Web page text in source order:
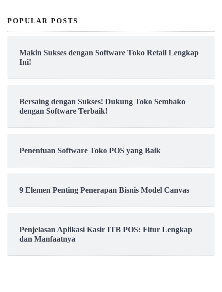
POPULAR POSTS
Makin Sukses dengan Software Toko Retail Lengkap
Ini!
Bersaing dengan Sukses! Dukung Toko Sembako
dengan Software Terbaik!
Penentuan Software Toko POS yang Baik
9 Elemen Penting Penerapan Bisnis Model Canvas
Penjelasan Aplikasi Kasir ITB POS: Fitur Lengkap
dan Manfaatnya